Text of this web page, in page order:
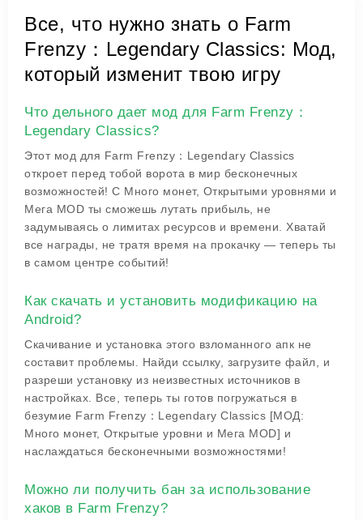
Все, что нужно знать о Farm
Frenzy：Legendary Classics: Мод,
который изменит твою игру
Что дельного дает мод для Farm Frenzy：
Legendary Classics?
Этот мод для Farm Frenzy：Legendary Classics
откроет перед тобой ворота в мир бесконечных
возможностей! С Много монет, Открытыми уровнями и
Мега MOD ты сможешь лутать прибыль, не
задумываясь о лимитах ресурсов и времени. Хватай
все награды, не тратя время на прокачку — теперь ты
в самом центре событий!
Как скачать и установить модификацию на
Android?
Скачивание и установка этого взломанного апк не
составит проблемы. Найди ссылку, загрузите файл, и
разреши установку из неизвестных источников в
настройках. Все, теперь ты готов погружаться в
безумие Farm Frenzy：Legendary Classics [МОД:
Много монет, Открытые уровни и Мега MOD] и
наслаждаться бесконечными возможностями!
Можно ли получить бан за использование
хаков в Farm Frenzy?